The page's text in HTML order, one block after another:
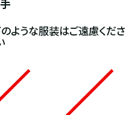
ような服装はご遠慮くださ